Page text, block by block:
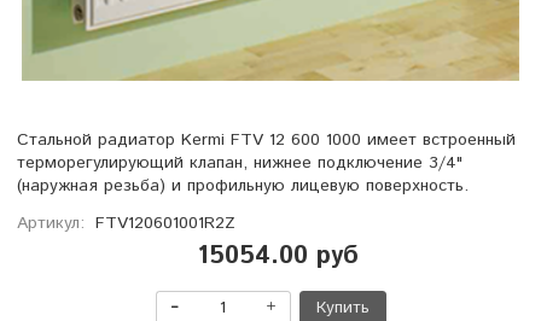
Стальной радиатор Kermi FTV 12 600 1000 имеет встроенный
терморегулирующий клапан, нижнее подключение 3/4"
(наружная резьба) и профильную лицевую поверхность.
Артикул: FTV120601001R2Z
15054.00 руб
Купить